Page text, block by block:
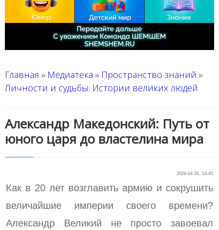
Главная » Медиатека » Пространство знаний »
Личности и судьбы: Истории великих людей
Александр Македонский: Путь от
юного царя до властелина мира
2026-04-30, 14:45
Как в 20 лет возглавить армию и сокрушить
величайшие империи своего времени?
Александр Великий не просто завоевал